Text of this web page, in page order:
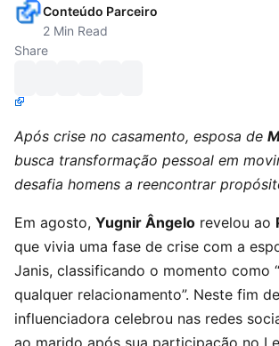
Conteúdo Parceiro
2 Min Read
Share
Após crise no casamento, esposa de
busca transformação pessoal em
desafia homens a reencontrar
Em agosto, Yugnir Ângelo revelou ao
que vivia uma fase de crise com a
Janis, classificando o momento como
qualquer relacionamento”. Neste fim
influenciadora celebrou nas redes
ao marido após sua participação no